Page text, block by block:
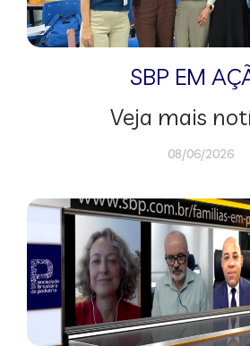
SBP EM
Veja mais
08/06/2026